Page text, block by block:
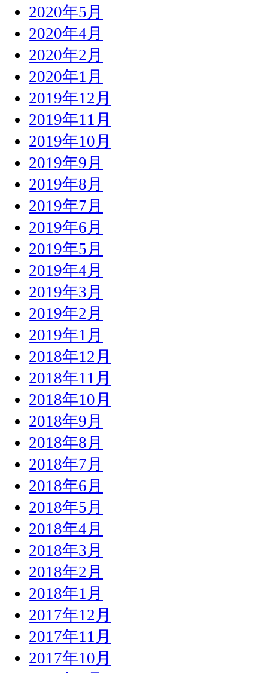
2020年5月
2020年4月
2020年2月
2020年1月
2019年12月
2019年11月
2019年10月
2019年9月
2019年8月
2019年7月
2019年6月
2019年5月
2019年4月
2019年3月
2019年2月
2019年1月
2018年12月
2018年11月
2018年10月
2018年9月
2018年8月
2018年7月
2018年6月
2018年5月
2018年4月
2018年3月
2018年2月
2018年1月
2017年12月
2017年11月
2017年10月